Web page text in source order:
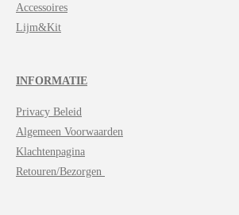
Accessoires
Lijm&Kit
INFORMATIE
Privacy Beleid
Algemeen Voorwaarden
Klachtenpagina
Retouren/Bezorgen